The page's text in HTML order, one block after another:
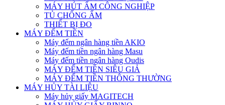
MÁY HÚT ẨM CÔNG NGHIỆP
TỦ CHỐNG ẨM
THIẾT BỊ ĐO
MÁY ĐẾM TIỀN
Máy đếm ngân hàng tiền AKIO
Máy đếm tiền ngân hàng Masu
Máy đếm tiền ngân hàng Oudis
MÁY ĐẾM TIỀN SIÊU GIẢ
MÁY ĐẾM TIỀN THÔNG THƯỜNG
MÁY HỦY TÀI LIỆU
Máy hủy giấy MAGITECH